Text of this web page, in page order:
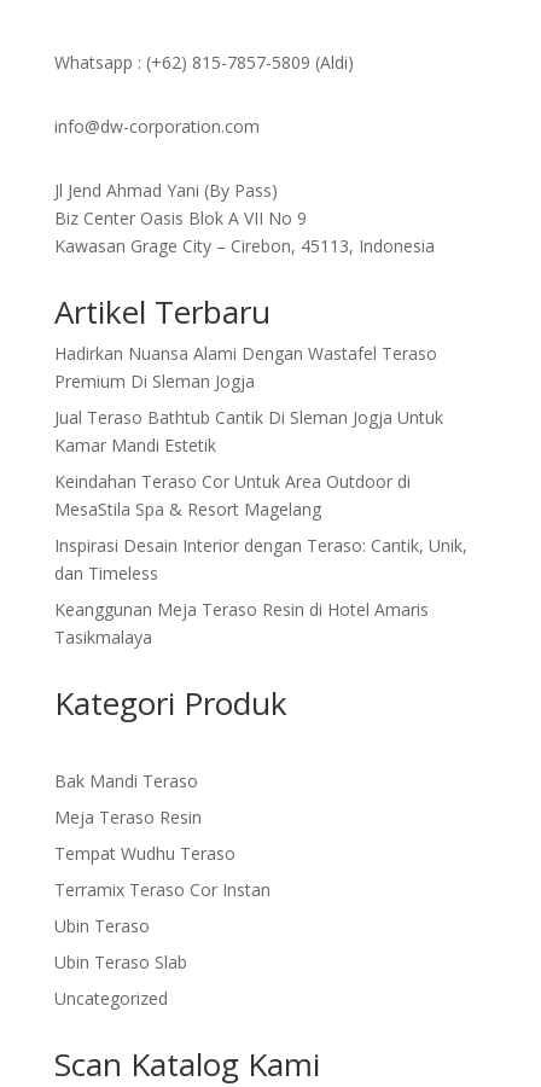
Whatsapp : (+62) 815-7857-5809 (Aldi)
info@dw-corporation.com
Jl Jend Ahmad Yani (By Pass)
Biz Center Oasis Blok A VII No 9
Kawasan Grage City – Cirebon, 45113, Indonesia
Artikel Terbaru
Hadirkan Nuansa Alami Dengan Wastafel Teraso
Premium Di Sleman Jogja
Jual Teraso Bathtub Cantik Di Sleman Jogja Untuk
Kamar Mandi Estetik
Keindahan Teraso Cor Untuk Area Outdoor di
MesaStila Spa & Resort Magelang
Inspirasi Desain Interior dengan Teraso: Cantik, Unik,
dan Timeless
Keanggunan Meja Teraso Resin di Hotel Amaris
Tasikmalaya
Kategori Produk
Bak Mandi Teraso
Meja Teraso Resin
Tempat Wudhu Teraso
Terramix Teraso Cor Instan
Ubin Teraso
Ubin Teraso Slab
Uncategorized
Scan Katalog Kami